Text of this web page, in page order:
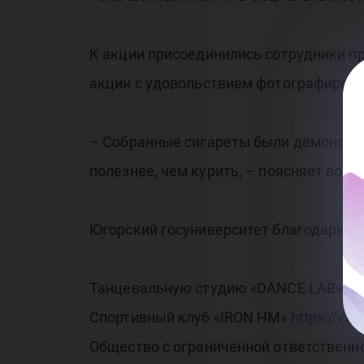
К акции присоединились сотрудники
акции с удовольствием
– Собранные сигареты были
полезнее, чем курить, – поясняет
Югорский госуниверситет благодарит
Танцевальную студию «DANCE LAB»
Спортивный клуб «IRON HM» https://
Общество с ограниченной